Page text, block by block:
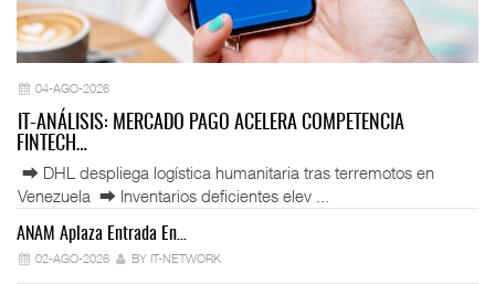
04-AGO-2026
IT-ANÁLISIS: MERCADO PAGO ACELERA COMPETENCIA
FINTECH…
⮕ DHL despliega logística humanitaria tras terremotos en
Venezuela ⮕ Inventarios deficientes elev ...
ANAM Aplaza Entrada En…
02-AGO-2026 BY IT-NETWORK